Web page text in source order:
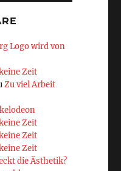
Logo wird von
Zeit
Zu viel Arbeit
Zeit
Zeit
Zeit
die Ästhetik?